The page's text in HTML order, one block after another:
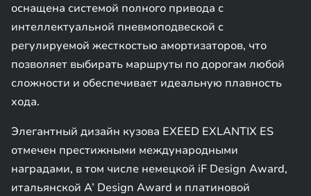
оснащена системой полного привода с
интеллектуальной пневмоподвеской c
регулируемой жесткостью амортизаторов, что
позволяет выбирать маршруты по дорогам любой
сложности и обеспечивает идеальную плавность
хода.
Элегантный дизайн кузова EXEED EXLANTIX ES
отмечен престижными международными
наградами, в том числе немецкой iF Design Award,
итальянской A’ Design Award и платиновой